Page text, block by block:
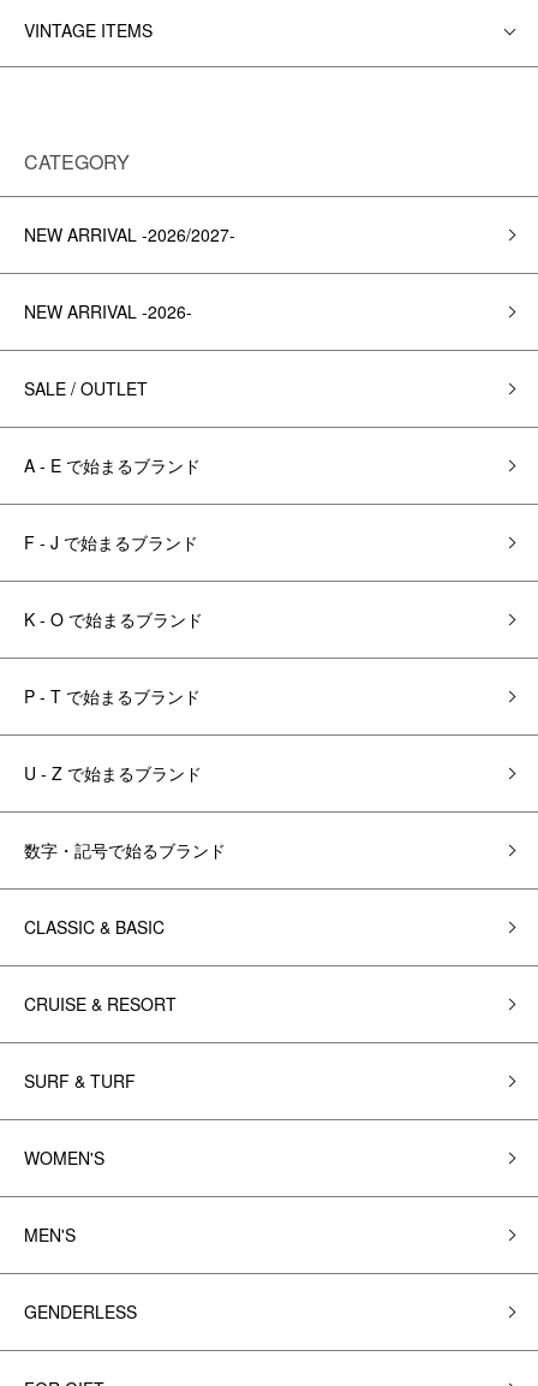
VINTAGE ITEMS
CATEGORY
NEW ARRIVAL -2026/2027-
NEW ARRIVAL -2026-
SALE / OUTLET
A - E で始まるブランド
F - J で始まるブランド
K - O で始まるブランド
P - T で始まるブランド
U - Z で始まるブランド
数字・記号で始るブランド
CLASSIC & BASIC
CRUISE & RESORT
SURF & TURF
WOMEN'S
MEN'S
GENDERLESS